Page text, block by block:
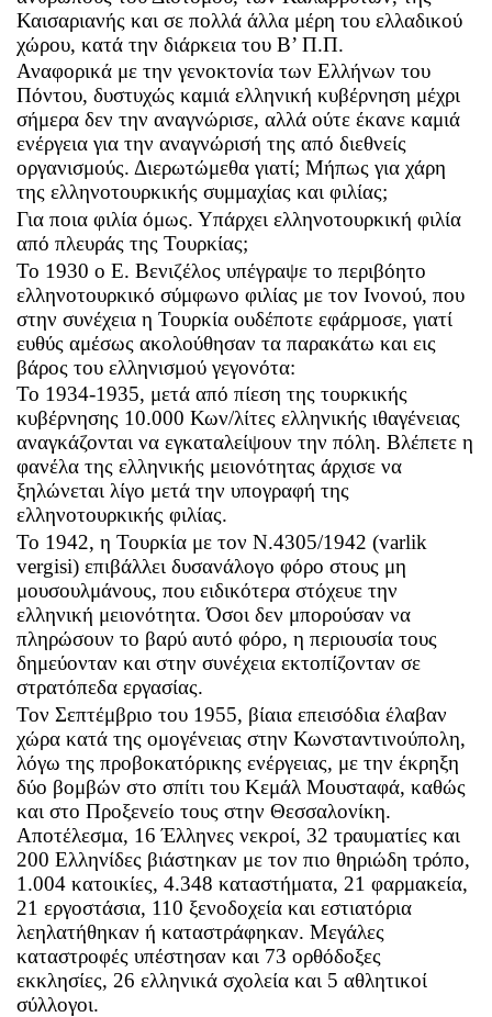
Καισαριανής και σε πολλά άλλα μέρη του ελλαδικού
χώρου, κατά την διάρκεια του Β’ Π.Π.
Αναφορικά με την γενοκτονία των Ελλήνων του
Πόντου, δυστυχώς καμιά ελληνική κυβέρνηση μέχρι
σήμερα δεν την αναγνώρισε, αλλά ούτε έκανε καμιά
ενέργεια για την αναγνώρισή της από διεθνείς
οργανισμούς. Διερωτώμεθα γιατί; Μήπως για χάρη
της ελληνοτουρκικής συμμαχίας και φιλίας;
Για ποια φιλία όμως. Υπάρχει ελληνοτουρκική φιλία
από πλευράς της Τουρκίας;
Το 1930 ο Ε. Βενιζέλος υπέγραψε το περιβόητο
ελληνοτουρκικό σύμφωνο φιλίας με τον Ινονού, που
στην συνέχεια η Τουρκία ουδέποτε εφάρμοσε, γιατί
ευθύς αμέσως ακολούθησαν τα παρακάτω και εις
βάρος του ελληνισμού γεγονότα:
Το 1934-1935, μετά από πίεση της τουρκικής
κυβέρνησης 10.000 Κων/λίτες ελληνικής ιθαγένειας
αναγκάζονται να εγκαταλείψουν την πόλη. Βλέπετε η
φανέλα της ελληνικής μειονότητας άρχισε να
ξηλώνεται λίγο μετά την υπογραφή της
ελληνοτουρκικής φιλίας.
Το 1942, η Τουρκία με τον Ν.4305/1942 (varlik
vergisi) επιβάλλει δυσανάλογο φόρο στους μη
μουσουλμάνους, που ειδικότερα στόχευε την
ελληνική μειονότητα. Όσοι δεν μπορούσαν να
πληρώσουν το βαρύ αυτό φόρο, η περιουσία τους
δημεύονταν και στην συνέχεια εκτοπίζονταν σε
στρατόπεδα εργασίας.
Τον Σεπτέμβριο του 1955, βίαια επεισόδια έλαβαν
χώρα κατά της ομογένειας στην Κωνσταντινούπολη,
λόγω της προβοκατόρικης ενέργειας, με την έκρηξη
δύο βομβών στο σπίτι του Κεμάλ Μουσταφά, καθώς
και στο Προξενείο τους στην Θεσσαλονίκη.
Αποτέλεσμα, 16 Έλληνες νεκροί, 32 τραυματίες και
200 Ελληνίδες βιάστηκαν με τον πιο θηριώδη τρόπο,
1.004 κατοικίες, 4.348 καταστήματα, 21 φαρμακεία,
21 εργοστάσια, 110 ξενοδοχεία και εστιατόρια
λεηλατήθηκαν ή καταστράφηκαν. Μεγάλες
καταστροφές υπέστησαν και 73 ορθόδοξες
εκκλησίες, 26 ελληνικά σχολεία και 5 αθλητικοί
σύλλογοι.